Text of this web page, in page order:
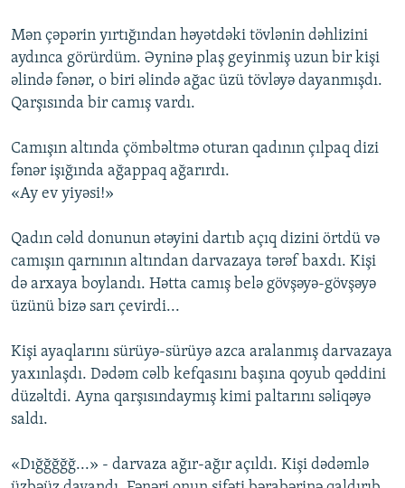
Mən çəpərin yırtığından həyətdəki tövlənin dəhlizini
aydınca görürdüm. Əyninə plaş geyinmiş uzun bir kişi
əlində fənər, o biri əlində ağac üzü tövləyə dayanmışdı.
Qarşısında bir camış vardı.
Camışın altında çömbəltmə oturan qadının çılpaq dizi
fənər işığında ağappaq ağarırdı.
«Ay ev yiyəsi!»
Qadın cəld donunun ətəyini dartıb açıq dizini örtdü və
camışın qarnının altından darvazaya tərəf baxdı. Kişi
də arxaya boylandı. Hətta camış belə gövşəyə-gövşəyə
üzünü bizə sarı çevirdi...
Kişi ayaqlarını sürüyə-sürüyə azca aralanmış darvazaya
yaxınlaşdı. Dədəm cəlb kefqasını başına qoyub qəddini
düzəltdi. Ayna qarşısındaymış kimi paltarını səliqəyə
saldı.
«Dığğğğğ...» - darvaza ağır-ağır açıldı. Kişi dədəmlə